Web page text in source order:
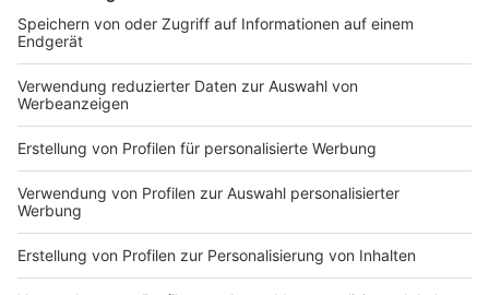
DEINE GEMERKTEN ARTIKEL
Du hast dir noch keine Artikel gemerkt